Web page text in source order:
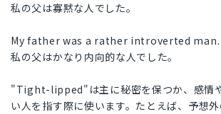
私の父は寡黙な人でした。
My father was a rather introverted man.
私の父はかなり内向的な人でした。
"Tight-lipped"は主に秘密を保つか、感情
い人を指す際に使います。たとえば、予想